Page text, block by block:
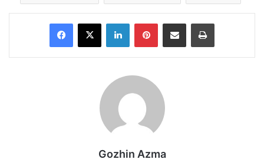
Facebook
X LinkedInPinterestShare via Email Print
Gozhin Azma